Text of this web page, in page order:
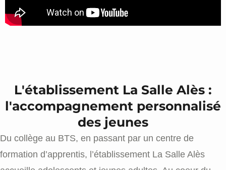
L'établissement La Salle Alès :
l'accompagnement personnalisé
des jeunes
Du collège au BTS, en passant par un centre de
formation d’apprentis, l’établissement La Salle Alès